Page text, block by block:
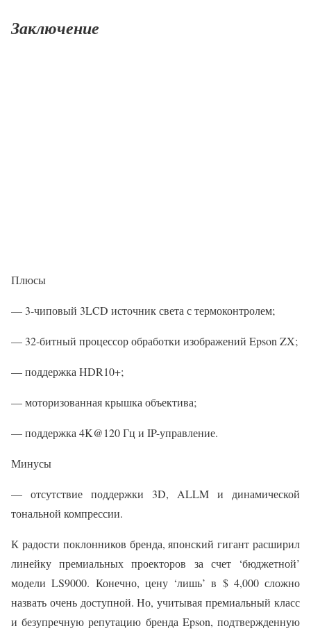
Заключение
Плюсы
— 3-чиповый 3LCD источник света с термоконтролем;
— 32-битный процессор обработки изображений Epson ZX;
— поддержка HDR10+;
— моторизованная крышка объектива;
— поддержка 4K@120 Гц и IP-управление.
Минусы
— отсутствие поддержки 3D, ALLM и динамической
тональной компрессии.
К радости поклонников бренда, японский гигант расширил
линейку премиальных проекторов за счет ‘бюджетной’
модели LS9000. Конечно, цену ‘лишь’ в $ 4,000 сложно
назвать очень доступной. Но, учитывая премиальный класс
и безупречную репутацию бренда Epson, подтвержденную